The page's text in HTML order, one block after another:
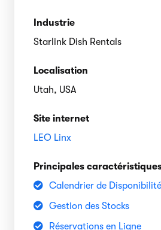
Industrie
Starlink Dish Rentals
Localisation
Utah, USA
Site internet
LEO Linx
Principales
Calendrier de Disponibilité
Gestion des Stocks
Réservations en Ligne